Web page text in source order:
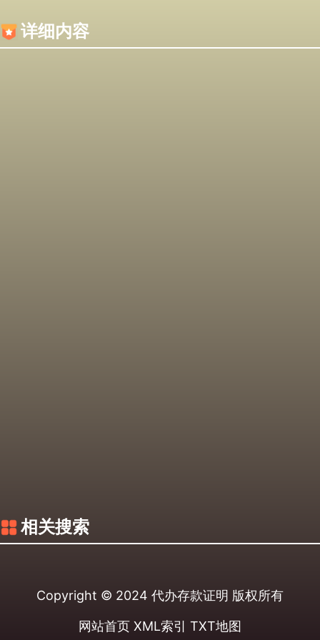
详细内容
相关搜索
Copyright © 2024 代办存款证明 版权所有
网站首页 XML索引 TXT地图